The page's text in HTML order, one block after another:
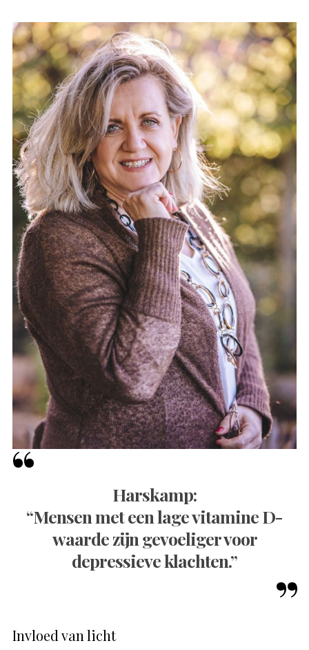
Harskamp:
“Mensen met een lage vitamine D-
waarde zijn gevoeliger voor
depressieve klachten.”
Invloed van licht